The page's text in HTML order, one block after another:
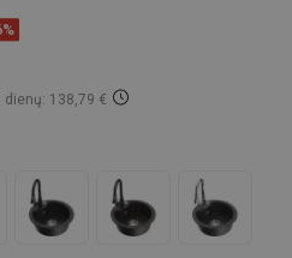
138,79 €